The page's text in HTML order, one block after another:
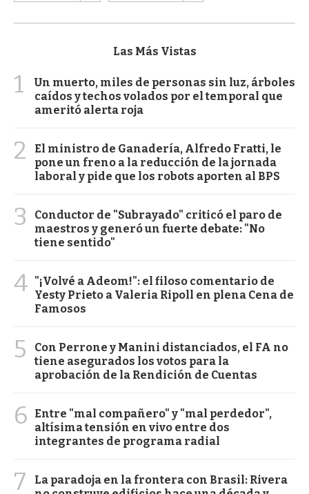
Las Más Vistas
1
Un muerto, miles de personas sin luz, árboles
caídos y techos volados por el temporal que
ameritó alerta roja
2
El ministro de Ganadería, Alfredo Fratti, le
pone un freno a la reducción de la jornada
laboral y pide que los robots aporten al BPS
3
Conductor de "Subrayado" criticó el paro de
maestros y generó un fuerte debate: "No
tiene sentido"
4 "¡Volvé a Adeom!": el filoso comentario de
Yesty Prieto a Valeria Ripoll en plena Cena de
Famosos
5
Con Perrone y Manini distanciados, el FA no
tiene asegurados los votos para la
aprobación de la Rendición de Cuentas
6
Entre "mal compañero" y "mal perdedor",
altísima tensión en vivo entre dos
integrantes de programa radial
7
La paradoja en la frontera con Brasil: Rivera